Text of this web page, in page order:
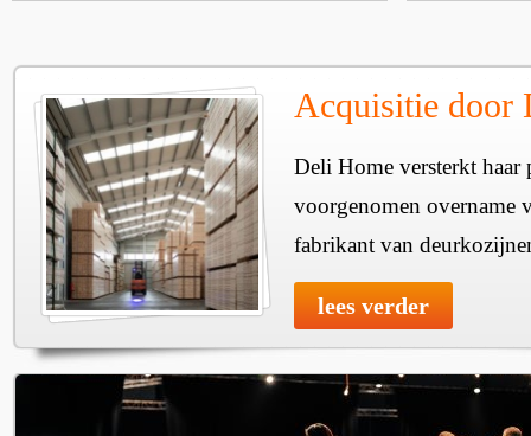
Acquisitie door
Deli Home versterkt haar
voorgenomen overname
fabrikant van
lees verder